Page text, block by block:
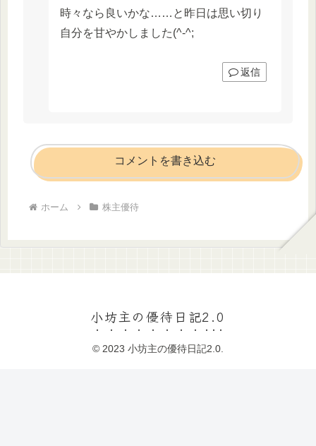
時々なら良いかな……と昨日は思い切り
自分を甘やかしました(^-^;
返信
コメントを書き込む
ホーム 株主優待
小坊主の優待日記2.0
© 2023 小坊主の優待日記2.0.